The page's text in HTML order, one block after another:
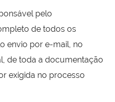
pelo
de todos os
envio por e-mail, no
de toda a documentação
exigida no processo